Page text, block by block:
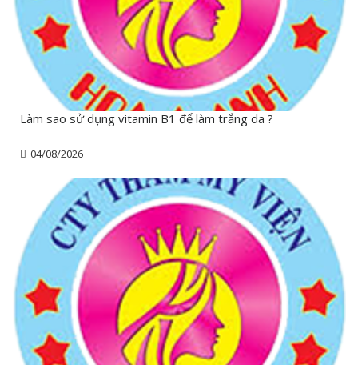
Làm sao sử dụng vitamin B1 để làm trắng da ?
04/08/2026